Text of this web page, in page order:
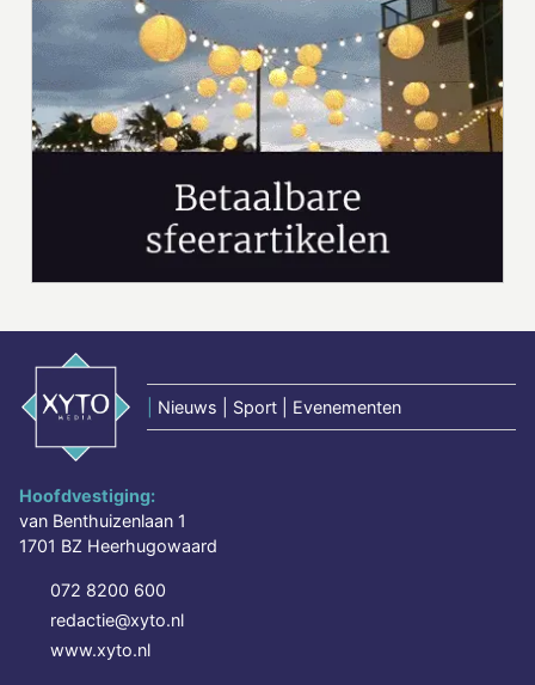
Nieuws | Sport | Evenementen
Hoofdvestiging:
van Benthuizenlaan 1
1701 BZ Heerhugowaard
072 8200 600
redactie@xyto.nl
www.xyto.nl